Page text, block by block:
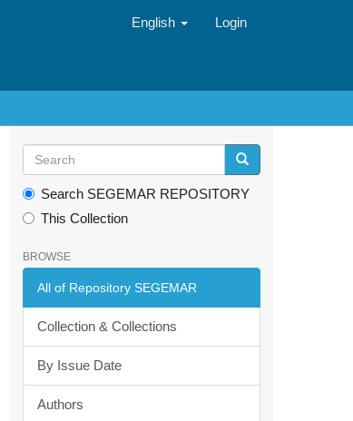
English Login
Search SEGEMAR REPOSITORY
This Collection
BROWSE
All of Repository SEGEMAR
Collection & Collections
By Issue Date
Authors